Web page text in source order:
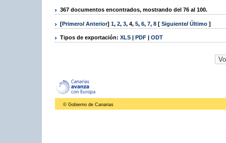
367 documentos encontrados, mostrando del 76 al 100.
[Primero/ Anterior] 1, 2, 3, 4, 5, 6, 7, 8 [ Siguiente/ Último ]
Tipos de exportación: XLS | PDF | ODT
© Gobierno de Canarias